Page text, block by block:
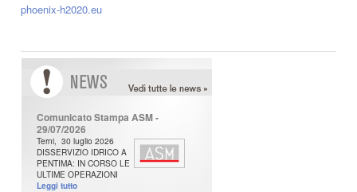
phoenix-h2020.eu
Comunicato Stampa ASM -
29/07/2026
Terni, 30 luglio 2026
DISSERVIZIO IDRICO A
PENTIMA: IN CORSO LE
ULTIME OPERAZIONI
Leggi tutto